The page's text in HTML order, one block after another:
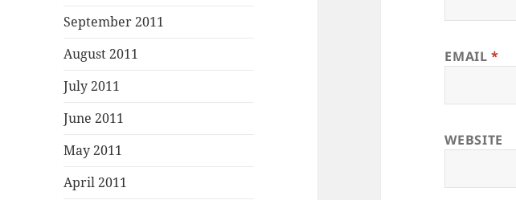
September 2011
August 2011
July 2011
June 2011
May 2011
April 2011
EMAIL*
WEBSITE